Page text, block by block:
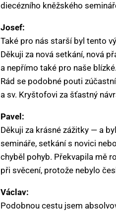
diecézního kněžského
Josef:
Také pro nás starší byl tento
Děkuji za nová setkání, nová
a nepřímo také pro naše
Rád se podobné pouti
a sv. Kryštofovi za šťastný
Pavel:
Děkuji za krásné zážitky — a
semináře, setkání s novici
chyběl pohyb. Překvapila mě
při svěcení, protože nebylo
Václav:
Podobnou cestu jsem